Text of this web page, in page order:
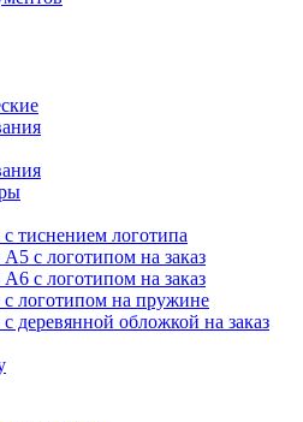
тиснением логотипа
с логотипом на заказ
с логотипом на заказ
логотипом на пружине
деревянной обложкой на заказ